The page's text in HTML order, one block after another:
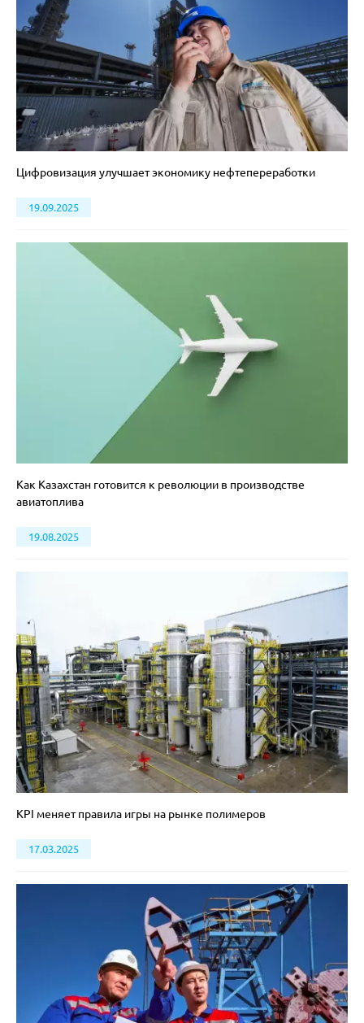
Цифровизация улучшает экономику нефтепереработки
19.09.2025
Как Казахстан готовится к революции в производстве
авиатоплива
19.08.2025
KPI меняет правила игры на рынке полимеров
17.03.2025